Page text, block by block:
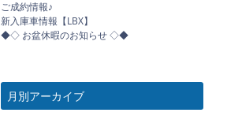
ご成約情報♪
新入庫車情報【LBX】
◆◇ お盆休暇のお知らせ ◇◆
月別アーカイブ